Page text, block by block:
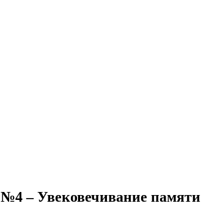
– Увековечивание памяти